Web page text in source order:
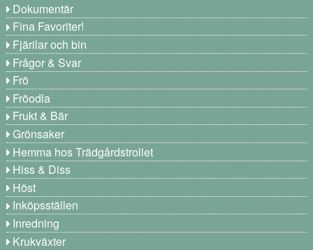
Dokumentär
Fina Favoriter!
Fjärilar och bin
Frågor & Svar
Frö
Fröodla
Frukt & Bär
Grönsaker
Hemma hos Trädgårdstrollet
Hiss & Diss
Höst
Inköpsställen
Inredning
Krukväxter